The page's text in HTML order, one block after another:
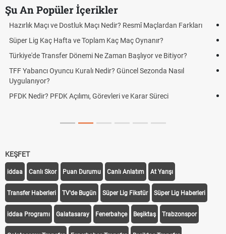
Şu An Popüler İçerikler
Puan Durumunda AG, OM ve Diğer Kısaltmalar Ne Anlama Gelir?
Skor Ne Demek? Sporda Skor ve Sonuç Kavramları
Futbol Nasıl Oynanır? Temel Futbol Kuralları
Deplasman Golü Kuralı Nedir? Hangi Organizasyonlarda
Uygulanıyor?
DGS Sonuçları Ne Zaman Açıklanacak 2026? ÖSYM Sonuç
KEŞFET
iddaa Canlı Skor Puan Durumu Canlı Anlatım At Yarışı
Transfer Haberleri TV'de Bugün Süper Lig Fikstür Süper Lig Haberleri
iddaa Programı Galatasaray Fenerbahçe Beşiktaş Trabzonspor